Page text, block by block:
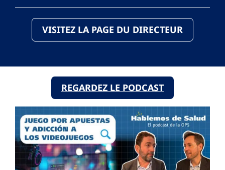
VISITEZ LA PAGE DU DIRECTEUR
REGARDEZ LE PODCAST